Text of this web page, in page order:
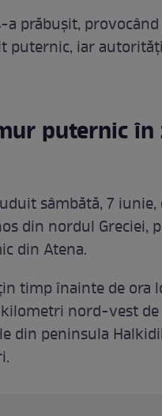
prăbușit, provocând
puternic, iar
puternic în
sâmbătă, 7 iunie,
din nordul Greciei,
din Atena.
timp înainte de ora
nord-vest de
din peninsula